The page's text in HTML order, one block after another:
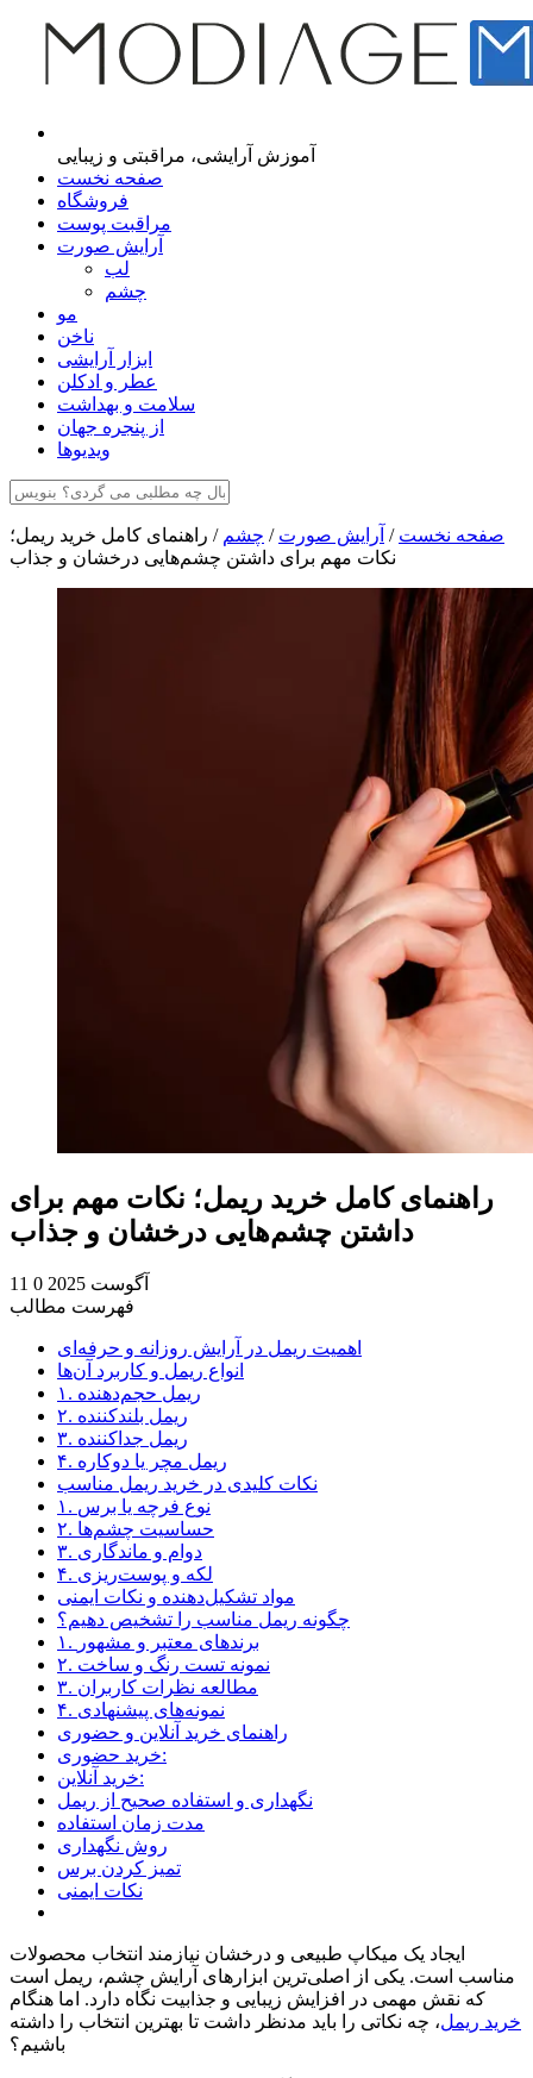
آموزش آرایشی، مراقبتی و زیبایی
صفحه نخست
فروشگاه
مراقبت پوست
آرایش صورت
لب
چشم
مو
ناخن
ابزار آرایشی
عطر و ادکلن
سلامت و بهداشت
از پنجره جهان
ویدیوها
صفحه نخست / آرایش صورت / چشم / راهنمای کامل خرید ریمل؛
نکات مهم برای داشتن چشم‌هایی درخشان و جذاب
راهنمای کامل خرید ریمل؛ نکات مهم برای
داشتن چشم‌هایی درخشان و جذاب
11 آگوست 2025
0
فهرست مطالب
اهمیت ریمل در آرایش روزانه و حرفه‌ای
انواع ریمل و کاربرد آن‌ها
۱. ریمل حجم‌دهنده
۲. ریمل بلندکننده
۳. ریمل جداکننده
۴. ریمل مچر یا دوکاره
نکات کلیدی در خرید ریمل مناسب
۱. نوع فرچه یا برس
۲. حساسیت چشم‌ها
۳. دوام و ماندگاری
۴. لکه و پوست‌ریزی
مواد تشکیل‌دهنده و نکات ایمنی
چگونه ریمل مناسب را تشخیص دهیم؟
۱. برندهای معتبر و مشهور
۲. نمونه تست رنگ و ساخت
۳. مطالعه نظرات کاربران
۴. نمونه‌های پیشنهادی
راهنمای خرید آنلاین و حضوری
خرید حضوری:
خرید آنلاین:
نگهداری و استفاده صحیح از ریمل
مدت زمان استفاده
روش نگهداری
تمیز کردن برس
نکات ایمنی
ایجاد یک میکاپ طبیعی و درخشان نیازمند انتخاب محصولات
مناسب است. یکی از اصلی‌ترین ابزارهای آرایش چشم، ریمل است
که نقش مهمی در افزایش زیبایی و جذابیت نگاه دارد. اما هنگام
خرید ریمل، چه نکاتی را باید مدنظر داشت تا بهترین انتخاب را داشته
باشیم؟